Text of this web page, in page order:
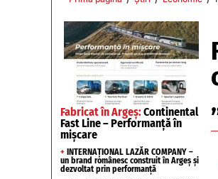
Fabricat în Argeș:Continental
Fast Line – Performanță în
mișcare
+ INTERNAȚIONAL LAZĂR COMPANY –
un brand românesc construit în Argeș și
dezvoltat prin performanță